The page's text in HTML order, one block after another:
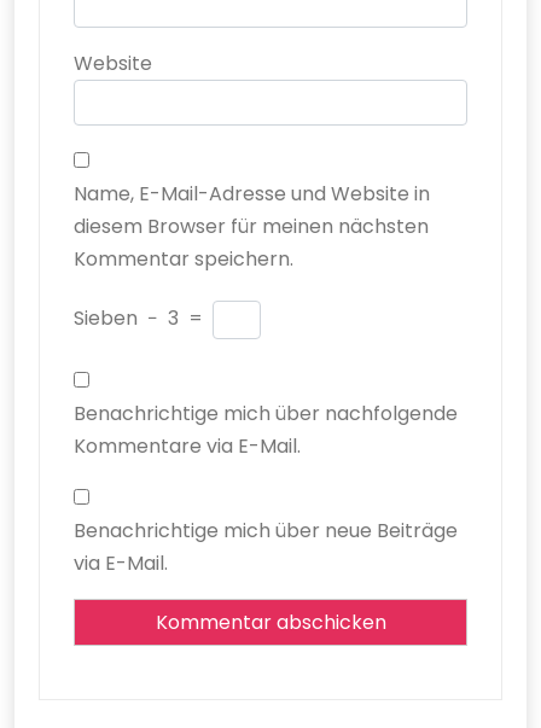
Website
Name, E-Mail-Adresse und Website in
diesem Browser für meinen nächsten
Kommentar speichern.
Sieben − 3 =
Benachrichtige mich über nachfolgende
Kommentare via E-Mail.
Benachrichtige mich über neue Beiträge
via E-Mail.